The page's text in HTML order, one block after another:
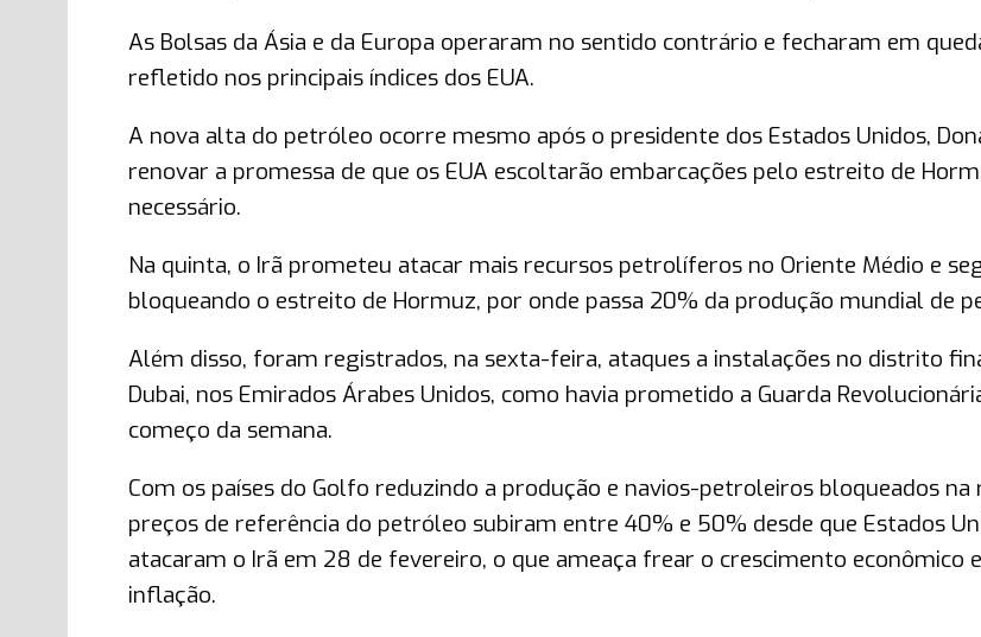
As Bolsas da Ásia e da Europa operaram no sentido contrário e fecharam em
refletido nos principais índices dos EUA.
A nova alta do petróleo ocorre mesmo após o presidente dos Estados Unidos,
renovar a promessa de que os EUA escoltarão embarcações pelo estreito de
necessário.
Na quinta, o Irã prometeu atacar mais recursos petrolíferos no Oriente Médio e
bloqueando o estreito de Hormuz, por onde passa 20% da produção mundial de
Além disso, foram registrados, na sexta-feira, ataques a instalações no distrito
Dubai, nos Emirados Árabes Unidos, como havia prometido a Guarda
começo da semana.
Com os países do Golfo reduzindo a produção e navios-petroleiros bloqueados na
preços de referência do petróleo subiram entre 40% e 50% desde que Estados
atacaram o Irã em 28 de fevereiro, o que ameaça frear o crescimento econômico
inflação.